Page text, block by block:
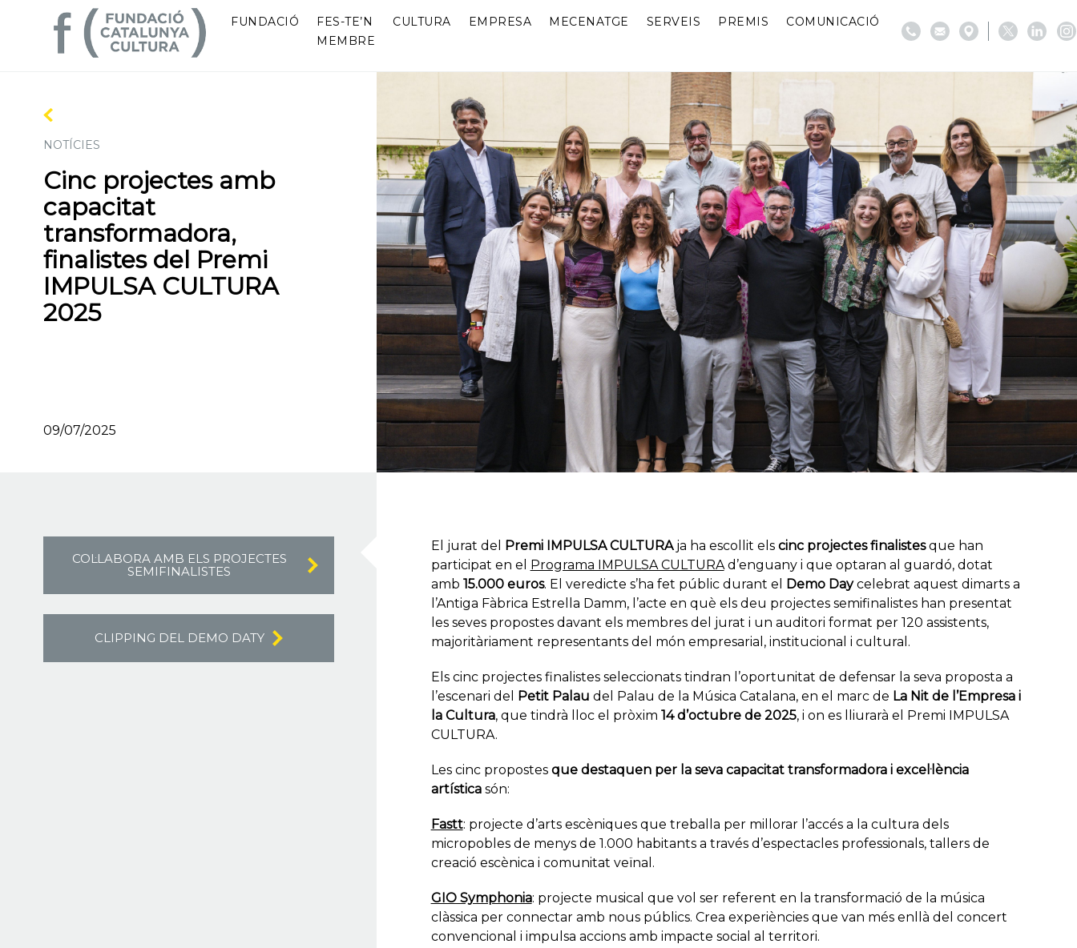
FUNDACIÓ
FES-TE’N
MEMBRE
CULTURA EMPRESA MECENATGE SERVEIS PREMIS COMUNICACIÓ
NOTÍCIES
Cinc projectes amb
capacitat
transformadora,
finalistes del Premi
IMPULSA CULTURA
2025
09/07/2025
COL·LABORA AMB ELS PROJECTES
SEMIFINALISTES
CLIPPING DEL DEMO DATY
El jurat del Premi IMPULSA CULTURA ja ha escollit els cinc projectes finalistesque han
participat en el Programa IMPULSA CULTURAd’enguany i que optaran al guardó, dotat
amb 15.000 euros. El veredicte s’ha fet públic durant el Demo Daycelebrat aquest dimarts a
l’Antiga Fàbrica Estrella Damm, l’acte en què els deu projectes semifinalistes han presentat
les seves propostes davant els membres del jurat i un auditori format per 120 assistents,
majoritàriament representants del món empresarial, institucional i cultural.
Els cinc projectes finalistes seleccionats tindran l’oportunitat de defensar la seva proposta a
l’escenari del
Petit Palau del Palau de la Música Catalana, en el marc de La Nit de l’Empresa i
la Cultura, que tindrà lloc el pròxim 14 d’octubre de 2025, i on es lliurarà el Premi IMPULSA
CULTURA.
Les cinc propostesque destaquen per la seva capacitat transformadora i excel·lència
artísticasón:
Fastt: projecte d’arts escèniques que treballa per millorar l’accés a la cultura dels
micropobles de menys de 1.000 habitants a través d’espectacles professionals, tallers de
creació escènica i comunitat veïnal.
GIO Symphonia: projecte musical que vol ser referent en la transformació de la música
clàssica per connectar amb nous públics. Crea experiències que van més enllà del concert
convencional i impulsa accions amb impacte social al territori.